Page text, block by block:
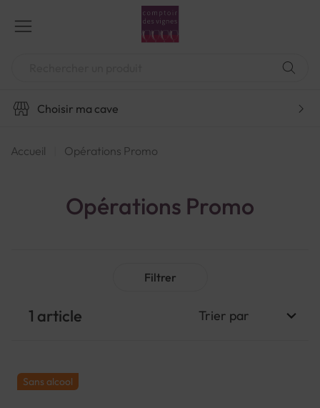
contenu
Choisir ma cave
Accueil Opérations Promo
Opérations Promo
1 article
Sans alcool
Filtrer